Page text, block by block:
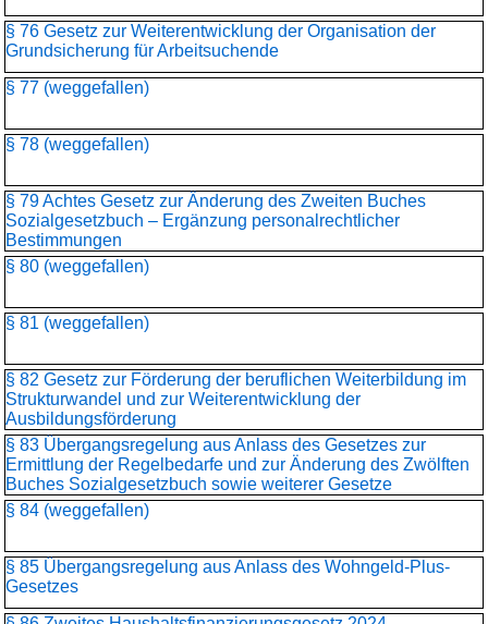
§ 76 Gesetz zur Weiterentwicklung der Organisation der
Grundsicherung für Arbeitsuchende
§ 77 (weggefallen)
§ 78 (weggefallen)
§ 79 Achtes Gesetz zur Änderung des Zweiten Buches
Sozialgesetzbuch – Ergänzung personalrechtlicher
Bestimmungen
§ 80 (weggefallen)
§ 81 (weggefallen)
§ 82 Gesetz zur Förderung der beruflichen Weiterbildung im
Strukturwandel und zur Weiterentwicklung der
Ausbildungsförderung
§ 83 Übergangsregelung aus Anlass des Gesetzes zur
Ermittlung der Regelbedarfe und zur Änderung des Zwölften
Buches Sozialgesetzbuch sowie weiterer Gesetze
§ 84 (weggefallen)
§ 85 Übergangsregelung aus Anlass des Wohngeld-Plus-
Gesetzes